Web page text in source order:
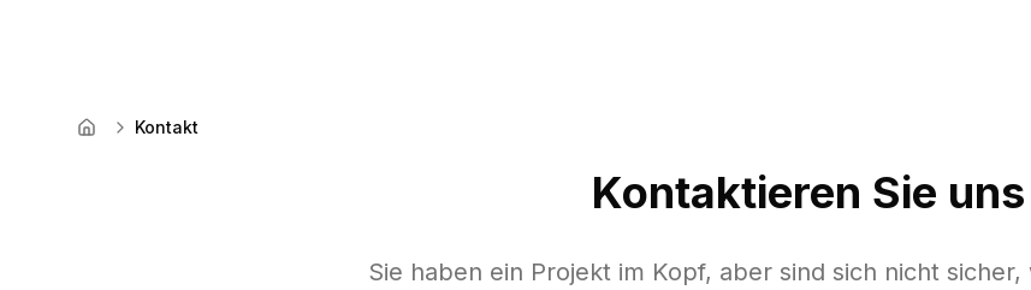
StartseiteKontakt
Kontaktieren Sie uns
Sie haben ein Projekt im Kopf, aber sind sich nicht sicher,